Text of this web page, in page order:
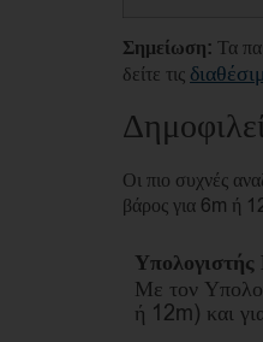
Σημείωση: Τα
δείτε τις
Οι πιο συχνές
βάρος για 6m ή
Με τον
ή 12m) και